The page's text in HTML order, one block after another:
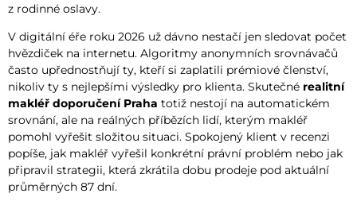
z rodinné oslavy.
V digitální éře roku 2026 už dávno nestačí jen sledovat počet
hvězdiček na internetu. Algoritmy anonymních srovnávačů
často upřednostňují ty, kteří si zaplatili prémiové členství,
nikoliv ty s nejlepšími výsledky pro klienta. Skutečné realitní
makléř doporučení Praha totiž nestojí na automatickém
srovnání, ale na reálných příbězích lidí, kterým makléř
pomohl vyřešit složitou situaci. Spokojený klient v recenzi
popíše, jak makléř vyřešil konkrétní právní problém nebo jak
připravil strategii, která zkrátila dobu prodeje pod aktuální
průměrných 87 dní.